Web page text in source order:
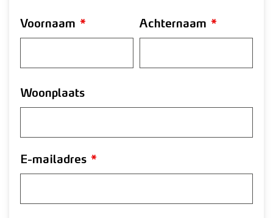
Voornaam * Achternaam *
Woonplaats
E-mailadres *